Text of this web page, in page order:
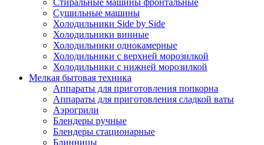
Стиральные машины фронтальные
Сушильные машины
Холодильники Side by Side
Холодильники винные
Холодильники однокамерные
Холодильники с верхней морозилкой
Холодильники с нижней морозилкой
Мелкая бытовая техника
Аппараты для приготовления попкорна
Аппараты для приготовления сладкой ваты
Аэрогрили
Блендеры ручные
Блендеры стационарные
Блинницы